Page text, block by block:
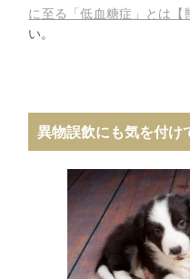
に至る「低血糖症」とは【
い。
異物誤飲にも気を付け